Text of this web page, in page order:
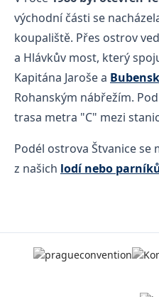
východní části se
koupaliště. Přes ostrov
a Hlávkův most, který
Kapitána Jaroše a
Rohanským nábřežím.
trasa metra "C" mezi
Podél ostrova Štvanice
z našich lodí nebo